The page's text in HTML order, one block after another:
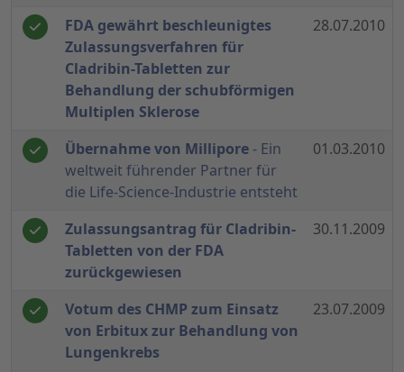
FDA gewährt beschleunigtes
Zulassungsverfahren für
Cladribin-Tabletten zur
Behandlung der schubförmigen
Multiplen Sklerose
28.07.2010
Übernahme von Millipore - Ein
weltweit führender Partner für
die Life-Science-Industrie entsteht
01.03.2010
Zulassungsantrag für Cladribin-
Tabletten von der FDA
zurückgewiesen
30.11.2009
Votum des CHMP zum Einsatz
von Erbitux zur Behandlung von
Lungenkrebs
23.07.2009